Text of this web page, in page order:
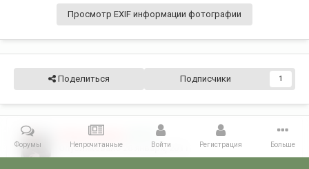
Просмотр EXIF информации фотографии
Поделиться Подписчики 1
Игорь Турикин 5 633
Опубликовано 28 января, 2011
Форумы Непрочитанные Войти Регистрация Больше